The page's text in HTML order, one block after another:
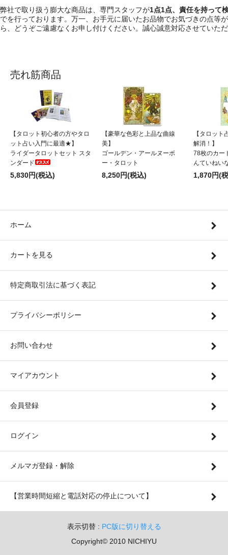
弊社で取り扱う膨大な商品は、専門スタッフが1点1点、責任を持って
でを行っております。万一、お手元に届いたお品物でお気づきの点等
ら、どうぞご遠慮なくお申し付けください。誠心誠意対応させていた
売れ筋商品
【タロット初心者の方やタロ
ット占い入門に最適★】
ライダータロットセット スタ
ンダード
5,830円(税込)
【豪華な色彩と上品な曲線
美】
ゴールデン・アールヌーボ
ー・タロット
8,250円(税込)
【タロット
解消！】
78枚のカー
んていねい
1,870円(
ホーム
カートを見る
特定商取引法に基づく表記
プライバシーポリシー
お問い合わせ
マイアカウント
会員登録
ログイン
メルマガ登録・解除
【営業時間短縮と電話対応の停止について】
表示切替 : PC版に切り替える
Copyright© 2010 NICHIYU